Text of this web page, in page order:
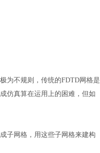
为不规则，传统的FDTD网格是
仿真算在运用上的困难，但如
子网格，用这些子网格来建构